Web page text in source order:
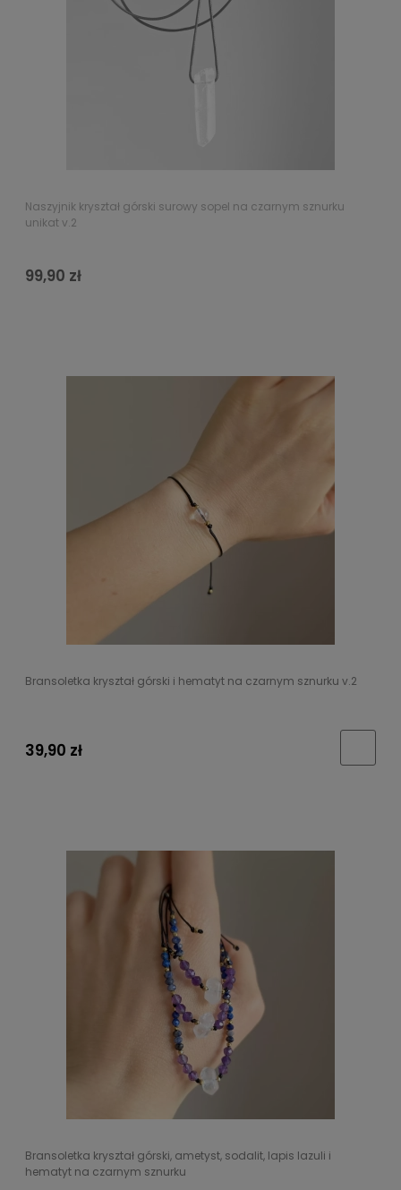
Naszyjnik kryształ górski surowy sopel na czarnym sznurku
unikat v.2
99,90 zł
Bransoletka kryształ górski i hematyt na czarnym sznurku v.2
39,90 zł
Bransoletka kryształ górski, ametyst, sodalit, lapis lazuli i
hematyt na czarnym sznurku